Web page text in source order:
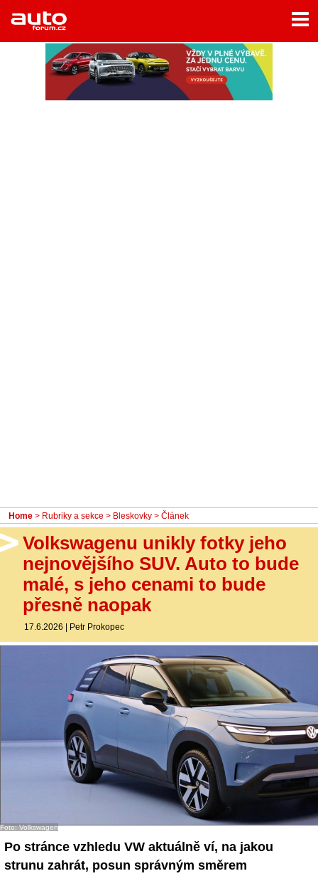
Home
Rubriky
- Testy aut
- Jízdní dojmy a další testy
Home > Rubriky a sekce > Bleskovky > Článek
Volkswagenu unikly fotky jeho
nejnovějšího SUV. Auto to bude
malé, s jeho cenami to bude
přesně naopak
17.6.2026 | Petr Prokopec
Foto: Volkswagen
Po stránce vzhledu VW aktuálně ví, na jakou
strunu zahrát, posun správným směrem